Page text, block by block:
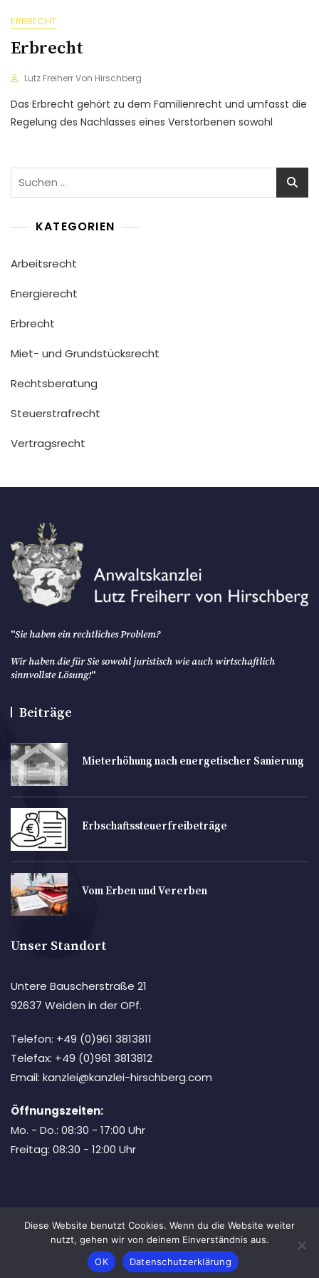
ERBRECHT
Erbrecht
Lutz Freiherr Von Hirschberg
Das Erbrecht gehört zu dem Familienrecht und umfasst die
Regelung des Nachlasses eines Verstorbenen sowohl
Suchen
KATEGORIEN
Arbeitsrecht
Energierecht
Erbrecht
Miet- und Grundstücksrecht
Rechtsberatung
Steuerstrafrecht
Vertragsrecht
"Sie haben ein rechtliches Problem?
Wir haben die für Sie sowohl juristisch wie auch wirtschaftlich
sinnvollste Lösung!"
Beiträge
Mieterhöhung nach energetischer Sanierung
Erbschaftssteuerfreibeträge
Vom Erben und Vererben
Unser Standort
Untere Bauscherstraße 21
92637 Weiden in der OPf.
Telefon: +49 (0)961 3813811
Telefax: +49 (0)961 3813812
Email: kanzlei@kanzlei-hirschberg.com
Öffnungszeiten:
Mo. - Do.: 08:30 - 17:00 Uhr
Freitag: 08:30 - 12:00 Uhr
Copyright © 2026 Bosa Lawyer. Powered byBosa Themes
Honorare Impressum Datenschutz
Diese Website benutzt Cookies. Wenn du die Website weiter
nutzt, gehen wir von deinem Einverständnis aus.
OK
Datenschutzerklärung